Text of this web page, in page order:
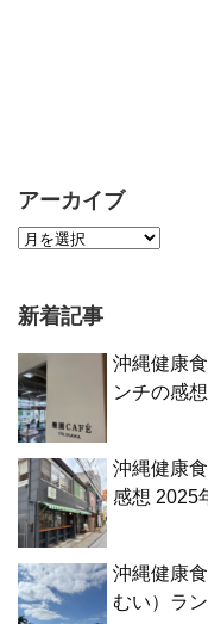
アーカイブ
新着記事
沖縄健康
ンチの感
沖縄健康
感想 2025
沖縄健康
むい）ラ